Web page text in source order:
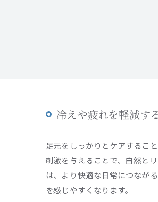
冷えや疲れを軽減す
足元をしっかりとケアするこ
刺激を与えることで、自然と
は、より快適な日常につなが
を感じやすくなります。